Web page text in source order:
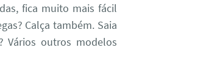
fica muito mais fácil
Calça também. Saia
Vários outros modelos